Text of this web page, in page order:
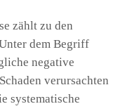
zählt zu den
dem Begriff
negative
verursachten
systematische